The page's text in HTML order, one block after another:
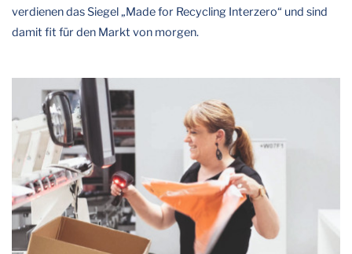
verdienen das Siegel „Made for Recycling Interzero“ und sind
damit fit für den Markt von morgen.